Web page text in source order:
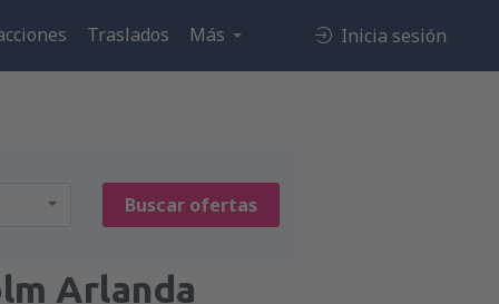
Traslados Más Inicia sesión
Buscar ofertas
Arlanda